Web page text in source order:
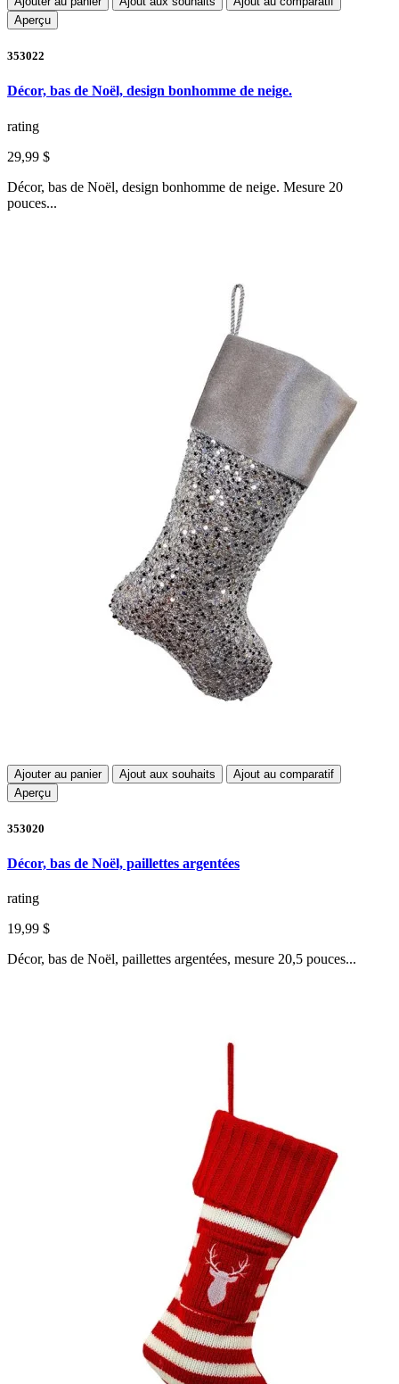
Aperçu
353022
Décor, bas de Noël, design bonhomme de neige.
rating
29,99 $
Décor, bas de Noël, design bonhomme de neige. Mesure 20
pouces...
Ajouter au panier Ajout aux souhaits
Ajout au comparatif
Aperçu
353020
Décor, bas de Noël, paillettes argentées
rating
19,99 $
Décor, bas de Noël, paillettes argentées, mesure 20,5 pouces...